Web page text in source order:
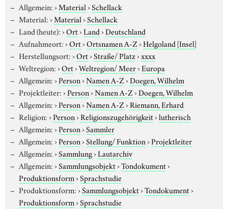
Allgemein:›Material›Schellack
Material:›Material›Schellack
Land (heute):›Ort›Land›Deutschland
Aufnahmeort:›Ort›Ortsnamen A-Z›Helgoland [Insel]
Herstellungsort:›Ort›Straße/ Platz›xxxx
Weltregion:›Ort›Weltregion/ Meer›Europa
Allgemein:›Person›Namen A-Z›Doegen, Wilhelm
Projektleiter:›Person›Namen A-Z›Doegen, Wilhelm
Allgemein:›Person›Namen A-Z›Riemann, Erhard
Religion:›Person›Religionszugehörigkeit›lutherisch
Allgemein:›Person›Sammler
Allgemein:›Person›Stellung/ Funktion›Projektleiter
Allgemein:›Sammlung›Lautarchiv
Allgemein:›Sammlungsobjekt›Tondokument›
Produktionsform›Sprachstudie
Produktionsform:›Sammlungsobjekt›Tondokument›
Produktionsform›Sprachstudie